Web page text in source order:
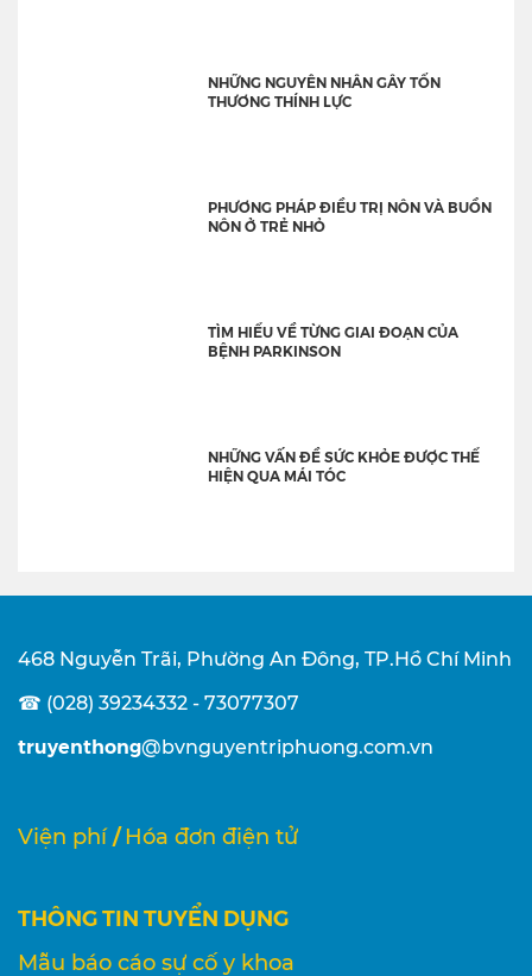
NHỮNG NGUYÊN NHÂN GÂY TỔN
THƯƠNG THÍNH LỰC
PHƯƠNG PHÁP ĐIỀU TRỊ NÔN VÀ BUỒN
NÔN Ở TRẺ NHỎ
TÌM HIỂU VỀ TỪNG GIAI ĐOẠN CỦA
BỆNH PARKINSON
NHỮNG VẤN ĐỀ SỨC KHỎE ĐƯỢC THỂ
HIỆN QUA MÁI TÓC
468 Nguyễn Trãi, Phường An Đông, TP.Hồ Chí Minh
☎ (028) 39234332 - 73077307
truyenthong@bvnguyentriphuong.com.vn
Viện phí / Hóa đơn điện tử
THÔNG TIN TUYỂN DỤNG
Mẫu báo cáo sự cố y khoa